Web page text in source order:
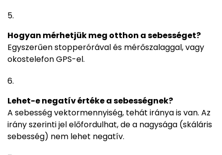
Hogyan mérhetjük meg otthon a sebességet?
Egyszerűen stopperórával és mérőszalaggal, vagy
okostelefon GPS-el.
Lehet-e negatív értéke a sebességnek?
A sebesség vektormennyiség, tehát iránya is van. Az
irány szerinti jel előfordulhat, de a nagysága (skáláris
sebesség) nem lehet negatív.